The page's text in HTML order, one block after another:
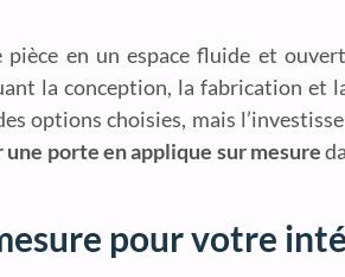
en un espace fluide et
la conception, la fabrication et
options choisies, mais
porte en applique sur mesure
pour votre